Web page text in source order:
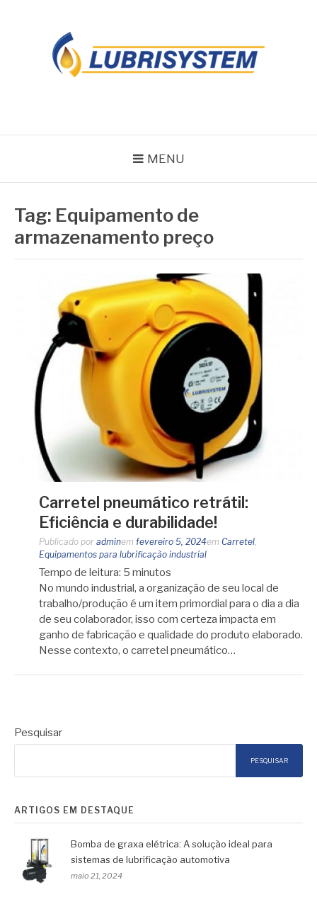
MENU
Tag: Equipamento de
armazenamento preço
Carretel pneumático retrátil:
Eficiência e durabilidade!
Publicado por adminem fevereiro 5, 2024em Carretel,
Equipamentos para lubrificação industrial
Tempo de leitura: 5 minutos
No mundo industrial, a organização de seu local de
trabalho/produção é um item primordial para o dia a dia
de seu colaborador, isso com certeza impacta em
ganho de fabricação e qualidade do produto elaborado.
Nesse contexto, o carretel pneumático…
Pesquisar
PESQUISAR
ARTIGOS EM DESTAQUE
Bomba de graxa elétrica: A solução ideal para
sistemas de lubrificação automotiva
maio 21, 2024